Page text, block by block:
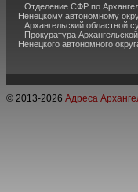
Отделение СФР по
Ненецкому автономному
Архангельский областной
Прокуратура
Ненецкого автономного
© 2013-2026 Адреса